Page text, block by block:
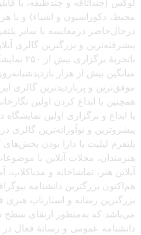
محیط، دکوراسیون و اشیاء) و با
درحال‌حاضر درمقایسه با سایر
پیشرفته‌ترین و بزرگترین گالری
باتجربهٔ
میانگین بیش از هزار
موفق‌ترین و پربازدیدترین گالری
همچنین با ابداع کردن اولین
با ابداع و برگزاری اولین
پیشروترین و نوآورانه‌ترین گالری
پلتفرم لیلیت با دارا بودن
هنرمندان، مجلات آنلاین با
آنلاین هنر، تماشاخانه و
هم‌اکنون بزرگترین دانشنامه
بزرگترین رسانه و استارتاپ
می‌باشد که به‌منظور ارتقای سطح
دانشنامه عمومی و رسانهٔ فعال